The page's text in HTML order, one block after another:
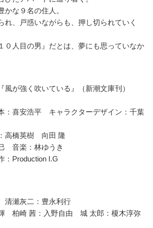
かな９名の住人。
れ、戸惑いながらも、押し切られていく
０人目の男』だとは、夢にも思っていなか
風が強く吹いている』（新潮文庫刊）
：喜安浩平 キャラクターデザイン：千葉
高橋英樹 向田 隆
音楽：林ゆうき
：Production I.G
清瀬灰二：豊永利行
柏崎 茜：入野自由 城 太郎：榎木淳弥